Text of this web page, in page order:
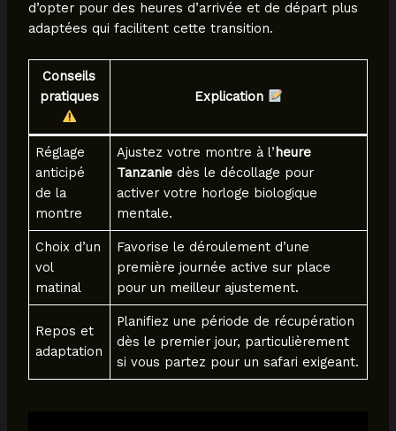
d’opter pour des heures d’arrivée et de départ plus
adaptées qui facilitent cette transition.
Conseils
pratiques
Explication
Réglage
anticipé
de la
montre
Ajustez votre montre à l’heure
Tanzanie dès le décollage pour
activer votre horloge biologique
mentale.
Choix d’un
vol
matinal
Favorise le déroulement d’une
première journée active sur place
pour un meilleur ajustement.
Repos et
adaptation
Planifiez une période de récupération
dès le premier jour, particulièrement
si vous partez pour un safari exigeant.